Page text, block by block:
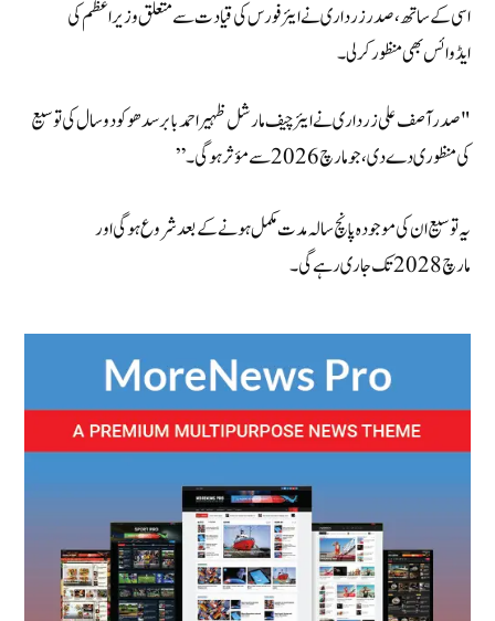
اسی کے ساتھ، صدر زرداری نے ایئر فورس کی قیادت سے متعلق وزیراعظم کی
ایڈوائس بھی منظور کر لی۔
"صدر آصف علی زرداری نے ایئر چیف مارشل ظہیر احمد بابر سدھو کو دو سال کی توسیع
کی منظوری دے دی، جو مارچ 2026 سے مؤثر ہوگی۔”
یہ توسیع ان کی موجودہ پانچ سالہ مدت مکمل ہونے کے بعد شروع ہوگی اور
مارچ 2028 تک جاری رہے گی۔